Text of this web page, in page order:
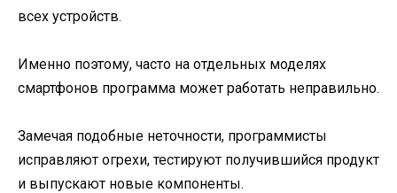
всех устройств.
Именно поэтому, часто на отдельных моделях
смартфонов программа может работать неправильно.
Замечая подобные неточности, программисты
исправляют огрехи, тестируют получившийся продукт
и выпускают новые компоненты.